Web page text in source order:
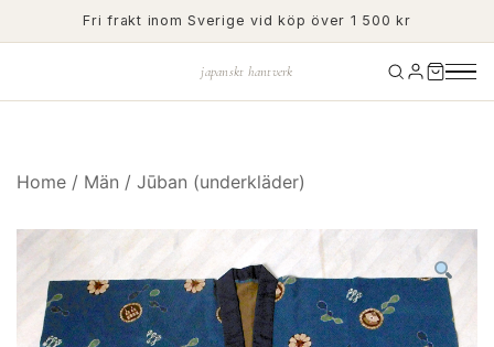
to
Fri frakt inom Sverige vid köp över 1 500 kr
japanskt hantverk
Home / Män / Jūban (underkläder)